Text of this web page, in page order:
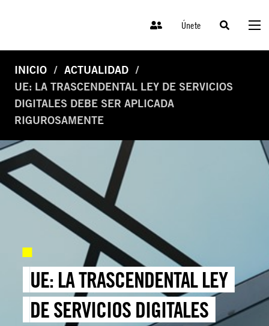
Únete
INICIO
ACTUALIDAD
UE: LA TRASCENDENTAL LEY DE SERVICIOS
DIGITALES DEBE SER APLICADA
RIGUROSAMENTE
UE: LA TRASCENDENTAL LEY
DE SERVICIOS DIGITALES